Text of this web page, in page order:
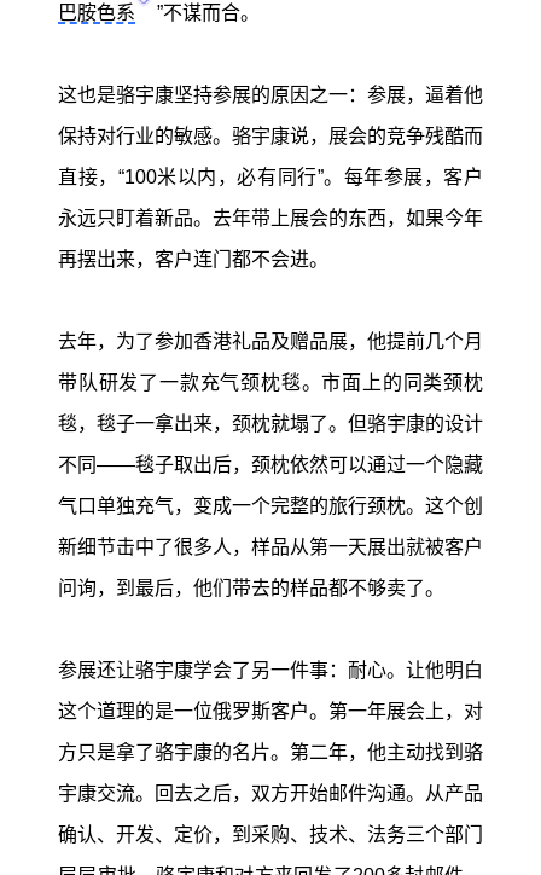
巴胺色系 ”不谋而合。
这也是骆宇康坚持参展的原因之一：参展，逼着他
保持对行业的敏感。骆宇康说，展会的竞争残酷而
直接，“100米以内，必有同行”。每年参展，客户
永远只盯着新品。去年带上展会的东西，如果今年
再摆出来，客户连门都不会进。
去年，为了参加香港礼品及赠品展，他提前几个月
带队研发了一款充气颈枕毯。市面上的同类颈枕
毯，毯子一拿出来，颈枕就塌了。但骆宇康的设计
不同——毯子取出后，颈枕依然可以通过一个隐藏
气口单独充气，变成一个完整的旅行颈枕。这个创
新细节击中了很多人，样品从第一天展出就被客户
问询，到最后，他们带去的样品都不够卖了。
参展还让骆宇康学会了另一件事：耐心。让他明白
这个道理的是一位俄罗斯客户。第一年展会上，对
方只是拿了骆宇康的名片。第二年，他主动找到骆
宇康交流。回去之后，双方开始邮件沟通。从产品
确认、开发、定价，到采购、技术、法务三个部门